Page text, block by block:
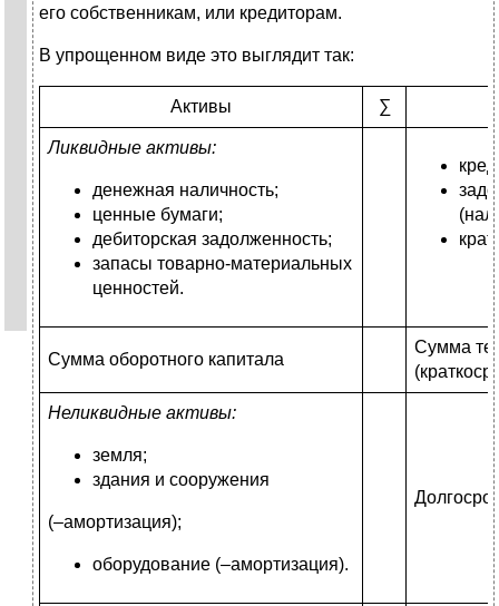
его собственникам, или кредиторам.
В упрощенном виде это выглядит так:
Активы ∑
Ликвидные активы:
денежная наличность;
ценные бумаги;
дебиторская задолженность;
запасы товарно-материальных
ценностей.
Сумма оборотного капитала
Сумма
Неликвидные активы:
земля;
здания и сооружения
(–амортизация);
оборудование (–амортизация).